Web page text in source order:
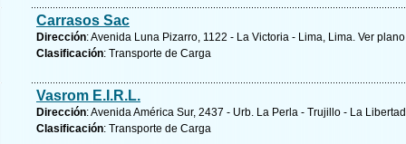
Carrasos Sac
Dirección: Avenida Luna Pizarro, 1122 - La Victoria - Lima, Lima. Ver
Clasificación: Transporte de Carga
Vasrom E.I.R.L.
Dirección: Avenida América Sur, 2437 - Urb. La Perla - Trujillo - La
Clasificación: Transporte de Carga